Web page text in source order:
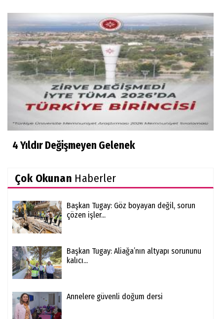
4 Yıldır Değişmeyen Gelenek
Çok Okunan Haberler
Başkan Tugay: Göz boyayan değil, sorun
çözen işler...
Başkan Tugay: Aliağa’nın altyapı sorununu
kalıcı...
Annelere güvenli doğum dersi